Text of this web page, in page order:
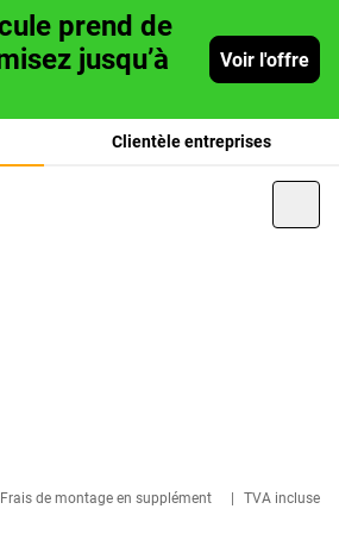
prend de
jusqu’à
Voir l'offre
Clientèle entreprises
Frais de montage en supplément TVA incluse